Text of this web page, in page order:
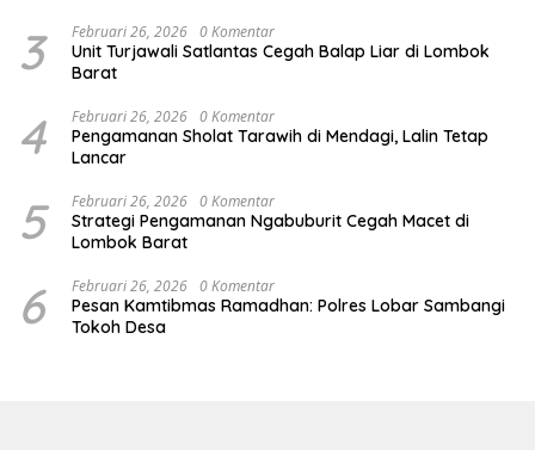
3 Februari 26, 2026 0 Komentar
Unit Turjawali Satlantas Cegah Balap Liar di Lombok
Barat
4 Februari 26, 2026 0 Komentar
Pengamanan Sholat Tarawih di Mendagi, Lalin Tetap
Lancar
5 Februari 26, 2026 0 Komentar
Strategi Pengamanan Ngabuburit Cegah Macet di
Lombok Barat
6 Februari 26, 2026 0 Komentar
Pesan Kamtibmas Ramadhan: Polres Lobar Sambangi
Tokoh Desa